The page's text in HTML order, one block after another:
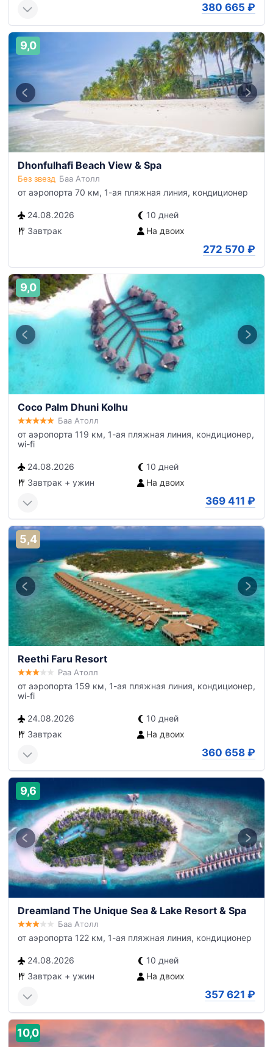
380 665 ₽
9,0
Dhonfulhafi Beach View & Spa
Без звезд Баа Атолл
от аэропорта 70 км, 1-ая пляжная линия, кондиционер
24.08.2026
10 дней
Завтрак
На двоих
272 570 ₽
9,0
Coco Palm Dhuni Kolhu
Баа Атолл
от аэропорта 119 км, 1-ая пляжная линия, кондиционер,
wi-fi
24.08.2026
10 дней
Завтрак + ужин
На двоих
369 411 ₽
5,4
Reethi Faru Resort
Раа Атолл
от аэропорта 159 км, 1-ая пляжная линия, кондиционер,
wi-fi
24.08.2026
10 дней
Завтрак
На двоих
360 658 ₽
9,6
Dreamland The Unique Sea & Lake Resort & Spa
Баа Атолл
от аэропорта 122 км, 1-ая пляжная линия, кондиционер
24.08.2026
10 дней
Завтрак + ужин
На двоих
357 621 ₽
10,0